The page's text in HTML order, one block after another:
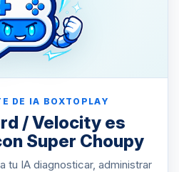
DE IA BOXTOPLAY
/ Velocity es
Super Choupy
tu IA diagnosticar, administrar